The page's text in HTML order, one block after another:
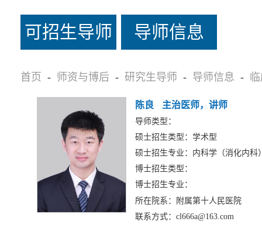
可招生导师
名单
导师信息
首页 - 师资与博后 - 研究生导师 - 导师信息 -
陈良 主治医师，讲师
导师类型：
硕士招生类型：学术型
硕士招生专业：内科学（消化内科
博士招生类型：
博士招生专业：
所在院系：附属第十人民医院
联系方式：cl666a@163.com